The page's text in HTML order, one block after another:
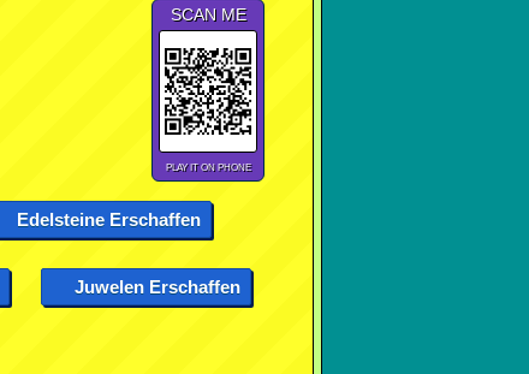
SCAN ME
PLAY IT ON PHONE
Edelsteine Erschaffen
Juwelen Erschaffen